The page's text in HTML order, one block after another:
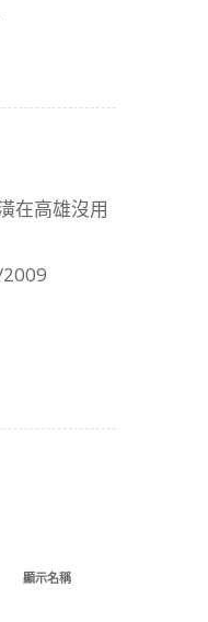
在高雄沒用
顯示名稱